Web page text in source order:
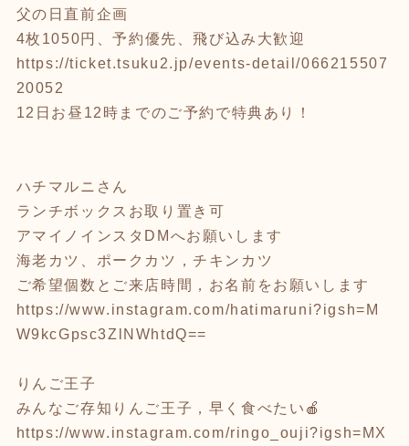
父の日直前企画
4枚1050円、予約優先、飛び込み大歓迎
https://ticket.tsuku2.jp/events-detail/066215507
20052
12日お昼12時までのご予約で特典あり！
ハチマルニさん
ランチボックスお取り置き可
アマイノインスタDMへお願いします
海老カツ、ポークカツ，チキンカツ
ご希望個数とご来店時間，お名前をお願いします
https://www.instagram.com/hatimaruni?igsh=M
W9kcGpsc3ZlNWhtdQ==
りんご王子
みんなご存知りんご王子，早く食べたい🍎
https://www.instagram.com/ringo_ouji?igsh=MX